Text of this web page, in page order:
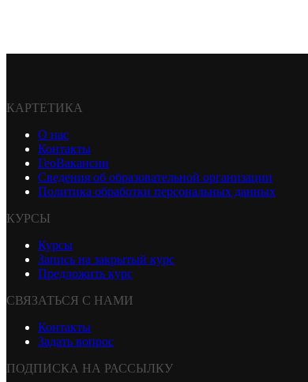
КАРТЕТИКА
О нас
Контакты
ГеоВакансии
Сведения об образовательной организации
Политика обработки персональных данных
КУРСЫ
Курсы
Запись на закрытый курс
Предложить курс
СВЯЗАТЬСЯ С НАМИ
Контакты
Задать вопрос
ПОДПИСКА НА РАССЫЛКУ